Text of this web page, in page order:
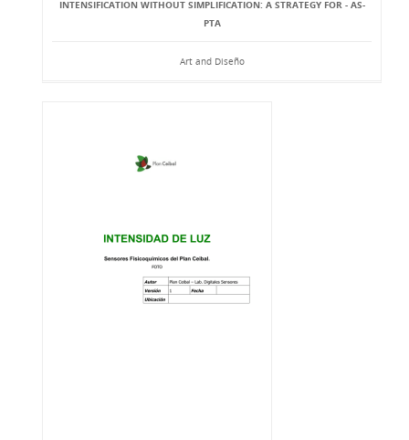
INTENSIFICATION WITHOUT SIMPLIFICATION: A STRATEGY FOR - AS-
PTA
Art and Diseño